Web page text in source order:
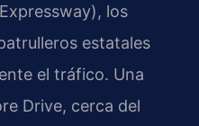
los
estatales
el tráfico. Una
Drive, cerca del